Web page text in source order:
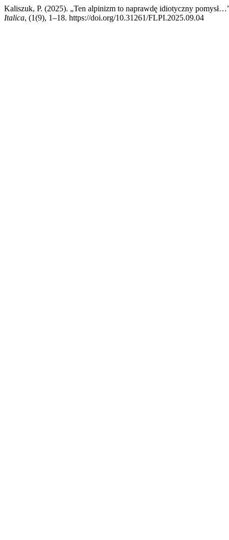
Kaliszuk, P. (2025). „Ten alpinizm to naprawdę idiotyczny
Italica, (1(9), 1–18. https://doi.org/10.31261/FLPI.2025.09.04